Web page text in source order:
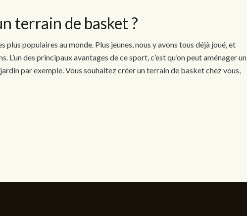
terrain de basket ?
plus populaires au monde. Plus jeunes, nous y avons tous déjà joué, et
L’un des principaux avantages de ce sport, c’est qu’on peut aménager un
par exemple. Vous souhaitez créer un terrain de basket chez vous,